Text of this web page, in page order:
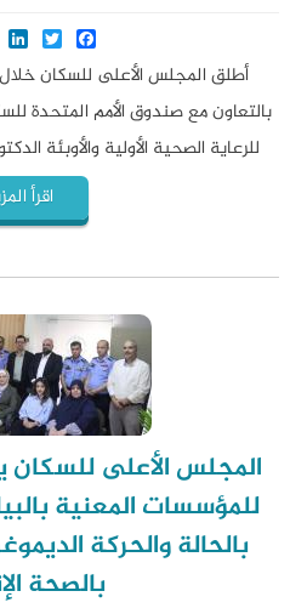
أطلق المجلس الأعلى للسكان خلال
بالتعاون مع صندوق الأمم المتحدة
للرعاية الصحية الأولية والأوبئة
اقرأ
المجلس الأعلى للسكان
للمؤسسات المعنية
بالحالة والحركة
بالصحة